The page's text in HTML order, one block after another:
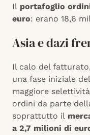
Il portafoglio
euro: erano 18,6
Asia e dazi
Il calo del
una fase iniziale
maggiore
ordini da parte
soprattutto il
a 2,7 milioni di